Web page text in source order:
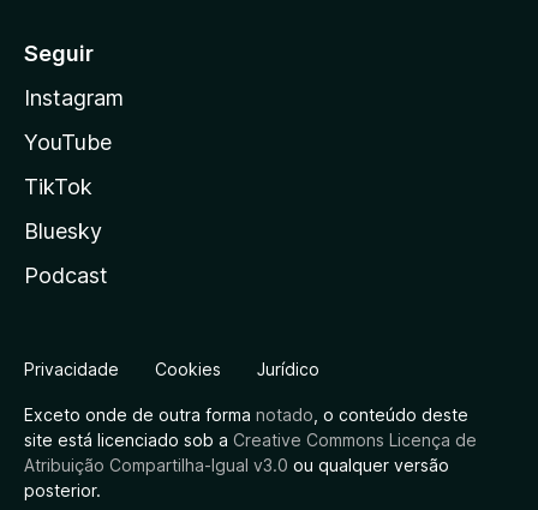
e
&
K
i
k
)
-
Seguir
Instagram
YouTube
TikTok
Bluesky
Podcast
Privacidade Cookies Jurídico
Exceto onde de outra forma notado , o conteúdo deste
site está licenciado sob a Creative Commons Licença de
Atribuição Compartilha-Igual v3.0 ou qualquer versão
posterior.